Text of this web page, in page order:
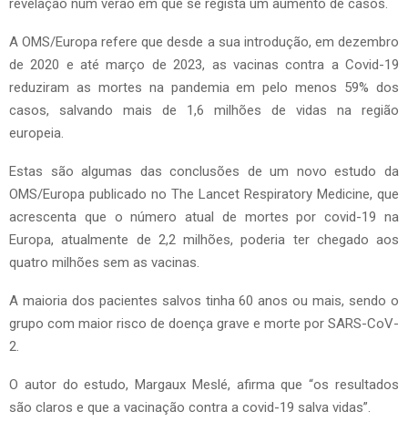
revelação num verão em que se regista um aumento de casos.
A OMS/Europa refere que desde a sua introdução, em dezembro
de 2020 e até março de 2023, as vacinas contra a Covid-19
reduziram as mortes na pandemia em pelo menos 59% dos
casos, salvando mais de 1,6 milhões de vidas na região
europeia.
Estas são algumas das conclusões de um novo estudo da
OMS/Europa publicado no The Lancet Respiratory Medicine, que
acrescenta que o número atual de mortes por covid-19 na
Europa, atualmente de 2,2 milhões, poderia ter chegado aos
quatro milhões sem as vacinas.
A maioria dos pacientes salvos tinha 60 anos ou mais, sendo o
grupo com maior risco de doença grave e morte por SARS-CoV-
2.
O autor do estudo, Margaux Meslé, afirma que “os resultados
são claros e que a vacinação contra a covid-19 salva vidas”.